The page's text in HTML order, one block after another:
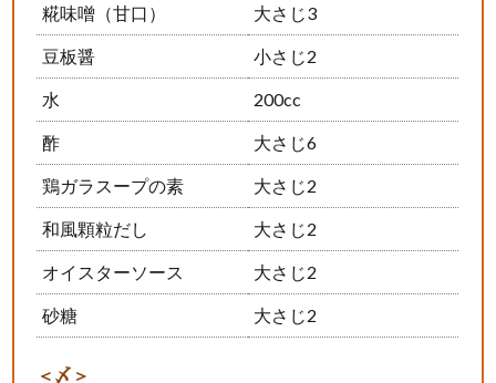
糀味噌（甘口） 大さじ3
豆板醤 小さじ2
水 200cc
酢 大さじ6
鶏ガラスープの素 大さじ2
和風顆粒だし 大さじ2
オイスターソース 大さじ2
砂糖 大さじ2
＜〆＞